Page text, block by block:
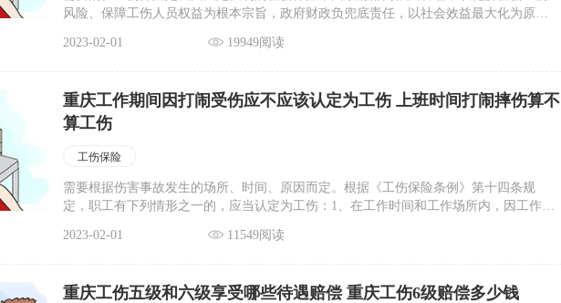
风险、保障工伤人员权益为根本宗旨，政府财政负兜底责任，以社会效益最大化为原
违法行为。意外伤害险是一种商业保险行为，保险方和被保险方之间是一种自愿的契约
规定参加工伤保险。
2023-02-01 19949阅读
重庆工作期间因打闹受伤应不应该认定为工伤 上班时间打闹摔伤算不
算工伤
工伤保险
需要根据伤害事故发生的场所、时间、原因而定。根据《工伤保险条例》第十四条规
定，职工有下列情形之一的，应当认定为工伤：1、在工作时间和工作场所内，因工作原
性工作受到事故伤害的；3、在工作时间和工作场所内，因履行工作职责受到暴力等意外
2023-02-01 11549阅读
重庆工伤五级和六级享受哪些待遇赔偿 重庆工伤6级赔偿多少钱